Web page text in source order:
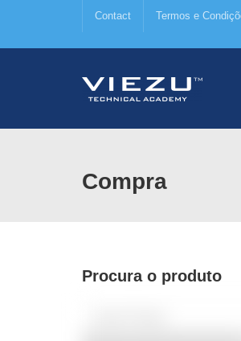
Contact Termos e
Compra
Procura o produto